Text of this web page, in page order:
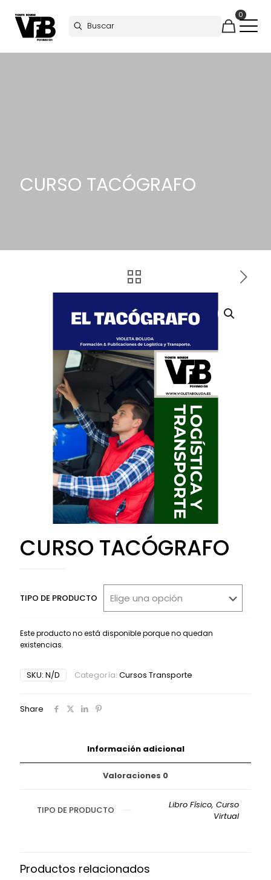
0
CURSO TACÓGRAFO
CURSO TACÓGRAFO
TIPO DE PRODUCTO
Este producto no está disponible porque no quedan
existencias.
SKU: N/D Categoría: Cursos Transporte
Share
Información adicional
Valoraciones 0
TIPO DE PRODUCTO
Libro Físico, Curso
Virtual
Productos relacionados